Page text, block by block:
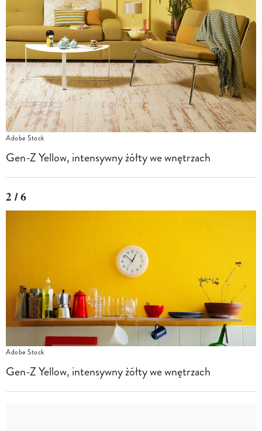
Adobe Stock
Gen-Z Yellow, intensywny żółty we wnętrzach
2 / 6
Adobe Stock
Gen-Z Yellow, intensywny żółty we wnętrzach